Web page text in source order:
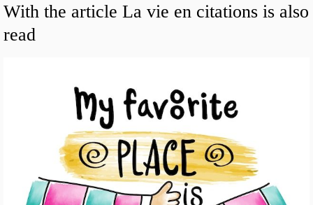
With the article La vie en citations is also
read